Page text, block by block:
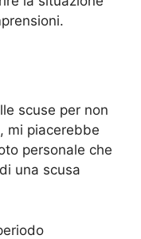
scuse per non
mi piacerebbe
personale che
una scusa